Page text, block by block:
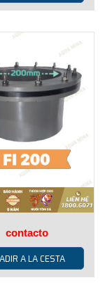
contacto
A LA CESTA